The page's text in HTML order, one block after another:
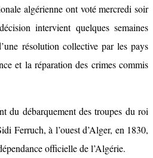
algérienne ont voté mercredi soir
intervient quelques semaines
résolution collective par les pays
et la réparation des crimes commis
du débarquement des troupes du roi
Ferruch, à l’ouest d’Alger, en 1830,
officielle de l’Algérie.